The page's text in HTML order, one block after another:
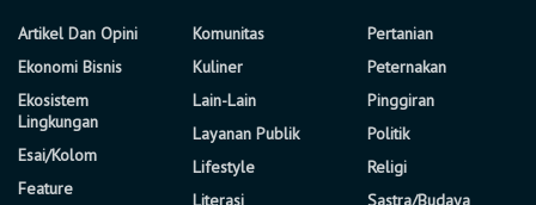
Artikel Dan Opini
Ekonomi Bisnis
Ekosistem
Lingkungan
Esai/Kolom
Feature
Komunitas
Kuliner
Lain-Lain
Layanan Publik
Lifestyle
Literasi
Pertanian
Peternakan
Pinggiran
Politik
Religi
Sastra/Budaya